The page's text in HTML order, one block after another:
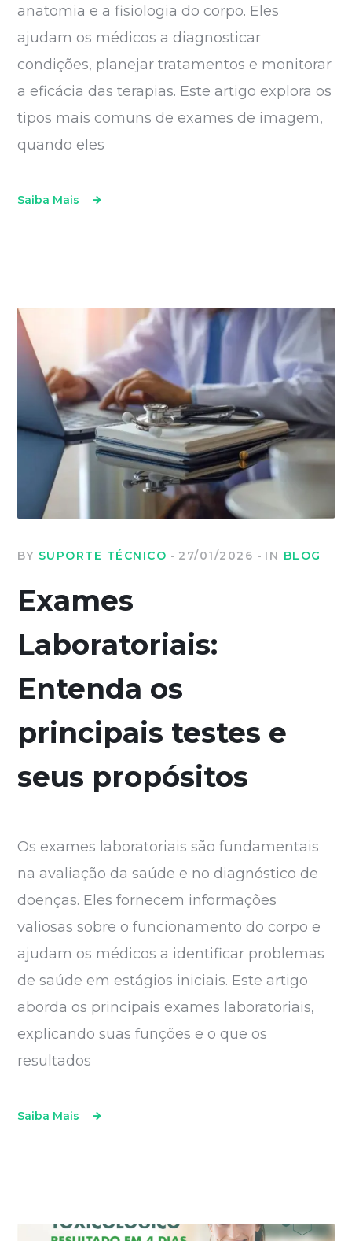
anatomia e a fisiologia do corpo. Eles
ajudam os médicos a diagnosticar
condições, planejar tratamentos e monitorar
a eficácia das terapias. Este artigo explora os
tipos mais comuns de exames de imagem,
quando eles
Saiba Mais
BY SUPORTE TÉCNICO 27/01/2026 IN BLOG
Exames
Laboratoriais:
Entenda os
principais testes e
seus propósitos
Os exames laboratoriais são fundamentais
na avaliação da saúde e no diagnóstico de
doenças. Eles fornecem informações
valiosas sobre o funcionamento do corpo e
ajudam os médicos a identificar problemas
de saúde em estágios iniciais. Este artigo
aborda os principais exames laboratoriais,
explicando suas funções e o que os
resultados
Saiba Mais